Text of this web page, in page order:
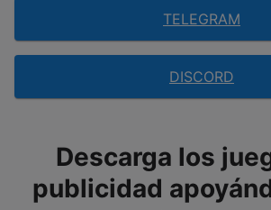
TELEGRAM
DISCORD
Descarga los
publicidad